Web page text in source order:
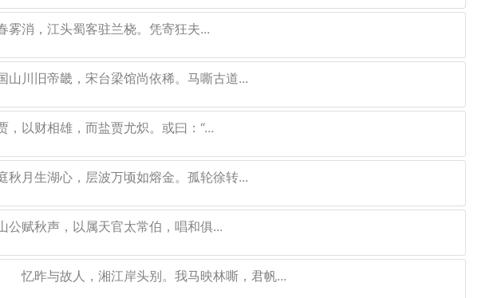
雾消，江头蜀客驻兰桡。凭寄狂夫...
山川旧帝畿，宋台梁馆尚依稀。马嘶古道...
，以财相雄，而盐贾尤炽。或曰：“...
秋月生湖心，层波万顷如熔金。孤轮徐转...
公赋秋声，以属天官太常伯，唱和俱...
忆昨与故人，湘江岸头别。我马映林嘶，君帆...